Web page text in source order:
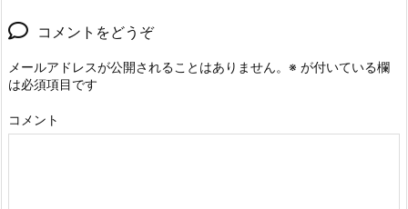
コメントをどうぞ
メールアドレスが公開されることはありません。 ※ が付いている欄
は必須項目です
コメント